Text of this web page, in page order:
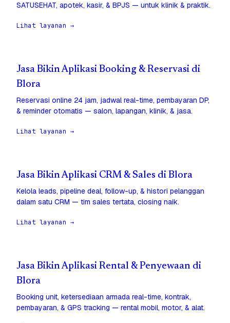
SATUSEHAT, apotek, kasir, & BPJS — untuk klinik & praktik.
Lihat layanan →
Jasa Bikin Aplikasi Booking & Reservasi di
Blora
Reservasi online 24 jam, jadwal real-time, pembayaran DP,
& reminder otomatis — salon, lapangan, klinik, & jasa.
Lihat layanan →
Jasa Bikin Aplikasi CRM & Sales di Blora
Kelola leads, pipeline deal, follow-up, & histori pelanggan
dalam satu CRM — tim sales tertata, closing naik.
Lihat layanan →
Jasa Bikin Aplikasi Rental & Penyewaan di
Blora
Booking unit, ketersediaan armada real-time, kontrak,
pembayaran, & GPS tracking — rental mobil, motor, & alat.